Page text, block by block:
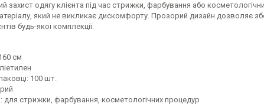
захист одягу клієнта під час стрижки, фарбування або
який не викликає дискомфорту. Прозорий дизайн дозволяє
будь-якої комплекції.
см
100 шт.
для стрижки, фарбування, косметологічних процедур